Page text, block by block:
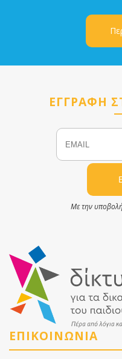
ΕΓΓΡΑΦΗ
Email
Με την
ΕΠΙΚΟΙΝΩΝΙΑ